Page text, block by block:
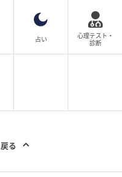
ラフにロールアップ
まります。
型カバーだけを意識す
”が大切です。素材選
ス。この３つを意識
えは回避しやすくな
占い
心理テスト・
診断
る